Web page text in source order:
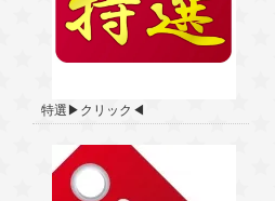
特選▶クリック◀